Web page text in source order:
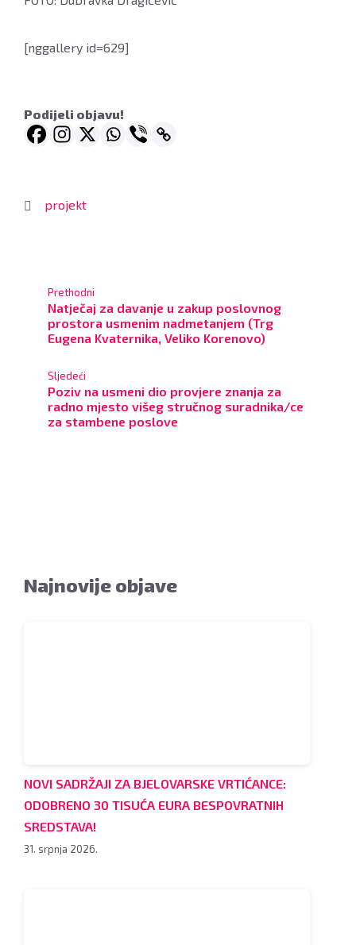
[nggallery id=629]
Podijeli objavu!
projekt
Prethodni
Natječaj za davanje u zakup poslovnog
prostora usmenim nadmetanjem (Trg
Eugena Kvaternika, Veliko Korenovo)
Sljedeći
Poziv na usmeni dio provjere znanja za
radno mjesto višeg stručnog suradnika/ce
za stambene poslove
Najnovije objave
NOVI SADRŽAJI ZA BJELOVARSKE VRTIĆANCE:
ODOBRENO 30 TISUĆA EURA BESPOVRATNIH
SREDSTAVA!
31. srpnja 2026.